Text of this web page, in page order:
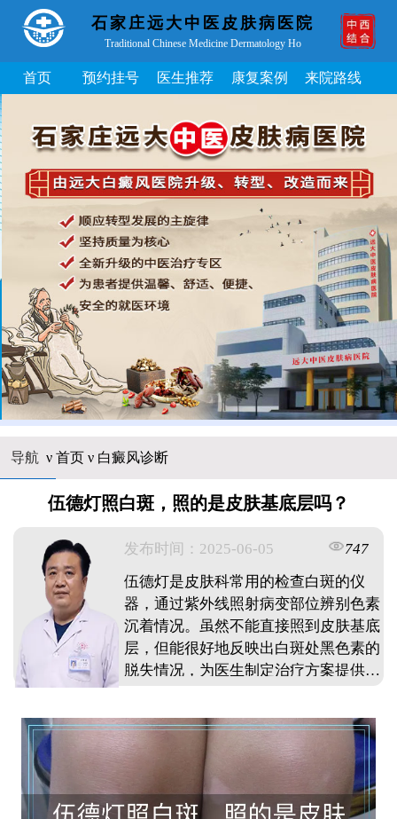
石家庄远大中医皮肤病医院
Traditional Chinese Medicine Dermatology Ho
首页 预约挂号 医生推荐 康复案例 来院路线
导航 ν 首页ν 白癜风诊断
伍德灯照白斑，照的是皮肤基底层吗？
发布时间：2025-06-05
747
伍德灯是皮肤科常用的检查白斑的仪
器，通过紫外线照射病变部位辨别色素
沉着情况。虽然不能直接照到皮肤基底
层，但能很好地反映出白斑处黑色素的
脱失情况，为医生制定治疗方案提供依
性，需要结合其他检查手段全面了解白